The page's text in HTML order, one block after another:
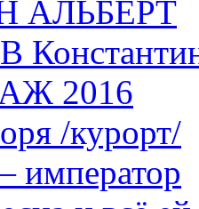
АЛЬБЕРТ
2016
/курорт/
император